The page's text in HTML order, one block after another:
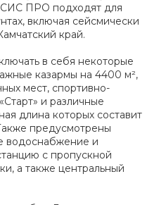
ПРО подходят для
включая сейсмически
край.
в себя некоторые
казармы на 4400 м²,
мест, спортивно-
и различные
длина которых составит
предусмотрены
водоснабжение и
с пропускной
а также центральный